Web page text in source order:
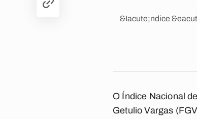
&Iacute;ndice
O Índice Nacional
Getulio Vargas